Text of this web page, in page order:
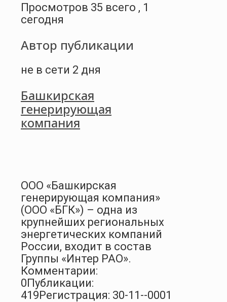
Просмотров 35 всего , 1
сегодня
Автор публикации
не в сети 2 дня
Башкирская
генерирующая
компания
ООО «Башкирская
генерирующая компания»
(ООО «БГК») – одна из
крупнейших региональных
энергетических компаний
России, входит в состав
Группы «Интер РАО».
Комментарии:
0Публикации:
419Регистрация: 30-11--0001